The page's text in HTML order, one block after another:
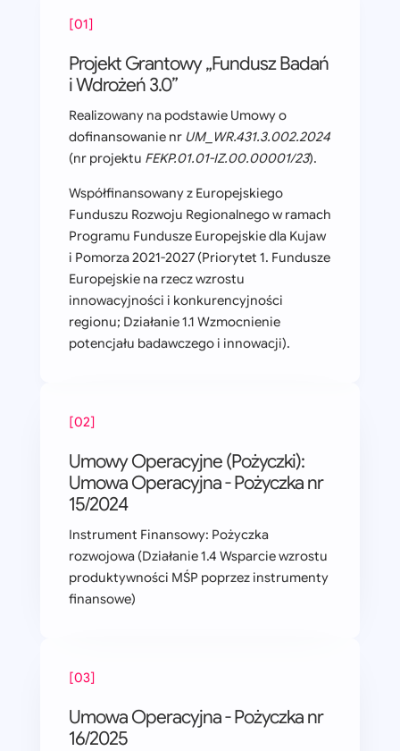
[01]
Projekt Grantowy „Fundusz Badań
i Wdrożeń 3.0”
Realizowany na podstawie Umowy o
dofinansowanie nr UM_WR.431.3.002.2024
(nr projektu FEKP.01.01-IZ.00.00001/23).
Współfinansowany z Europejskiego
Funduszu Rozwoju Regionalnego w ramach
Programu Fundusze Europejskie dla Kujaw
i Pomorza 2021-2027 (Priorytet 1. Fundusze
Europejskie na rzecz wzrostu
innowacyjności i konkurencyjności
regionu; Działanie 1.1 Wzmocnienie
potencjału badawczego i innowacji).
[02]
Umowy Operacyjne (Pożyczki):
Umowa Operacyjna - Pożyczka nr
15/2024
Instrument Finansowy: Pożyczka
rozwojowa (Działanie 1.4 Wsparcie wzrostu
produktywności MŚP poprzez instrumenty
finansowe)
[03]
Umowa Operacyjna - Pożyczka nr
16/2025